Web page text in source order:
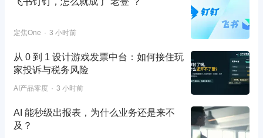
定焦One 3 小时前
从 0 到 1 设计游戏发票中台：如何接住玩
家投诉与税务风险
AI产品零度 3 小时前
AI 能秒级出报表，为什么业务还是来不
及？